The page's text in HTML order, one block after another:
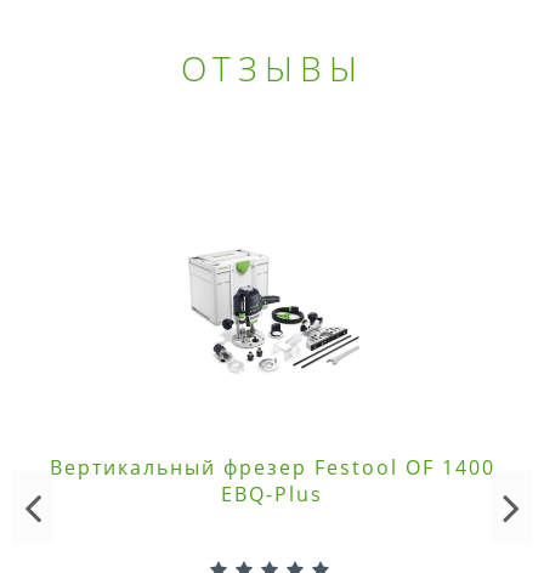
ОТЗЫВЫ
Вертикальный фрезер Festool OF 1400
EBQ-Plus